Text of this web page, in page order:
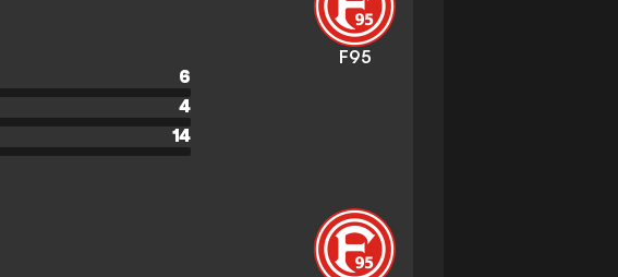
F95
6
4
14